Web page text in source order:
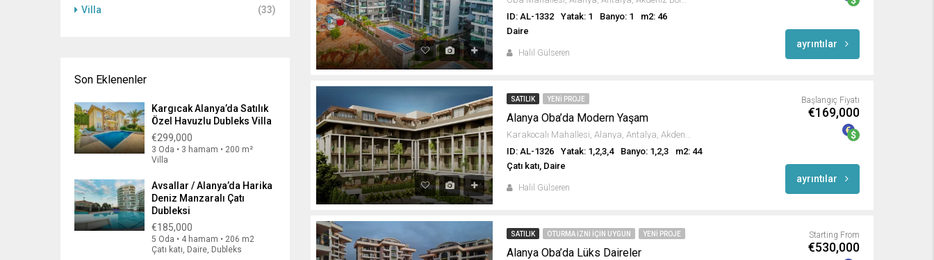
ID: AL-1332
Yatak: 1 Banyo: 1
m2: 46
Daire
Halil Gülseren
ayrıntılar
SATILIK YENI PROJE
Alanya Oba’da Modern Yaşam
Karakocalı Mahallesi, Alanya, Antalya, Akdeniz Bölgesi, Türkiye
ID: AL-1326
Yatak: 1,2,3,4 Banyo: 1,2,3
m2: 44
Çatı katı, Daire
Halil Gülseren
Başlangıç Fiyatı
€169,000
ayrıntılar
SATILIK OTURMA IZNI IÇIN UYGUN YENI PROJE
Alanya Oba’da Lüks Daireler
Starting From
€530,000
Villa
(33)
Son Eklenenler
Kargıcak Alanya’da Satılık
Özel Havuzlu Dubleks Villa
€299,000
3 Oda • 3 hamam • 200 m²
Villa
Avsallar / Alanya’da Harika
Deniz Manzaralı Çatı
Dubleksi
€185,000
5 Oda • 4 hamam • 206 m2
Çatı katı, Daire, Dubleks